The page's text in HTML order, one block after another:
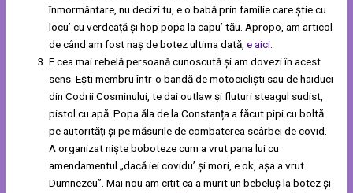
înmormântare, nu decizi tu, e o babă prin familie care știe cu
locu’ cu verdeață și hop popa la capu’ tău. Apropo, am articol
de când am fost naș de botez ultima dată, e aici
E cea mai rebelă persoană cunoscută și am dovezi în acest
sens. Ești membru într-o bandă de motocicliști sau de haiduci
din Codrii Cosminului, te dai outlaw și fluturi steagul sudist,
pistol cu apă. Popa ăla de la Constanța a făcut pipi cu boltă
pe autorități și pe măsurile de combaterea scârbei de covid.
A organizat niște boboteze cum a vrut pana lui cu
amendamentul „dacă iei covidu’ și mori, e ok, așa a vrut
Dumnezeu”. Mai nou am citit ca a murit un bebeluș la botez și